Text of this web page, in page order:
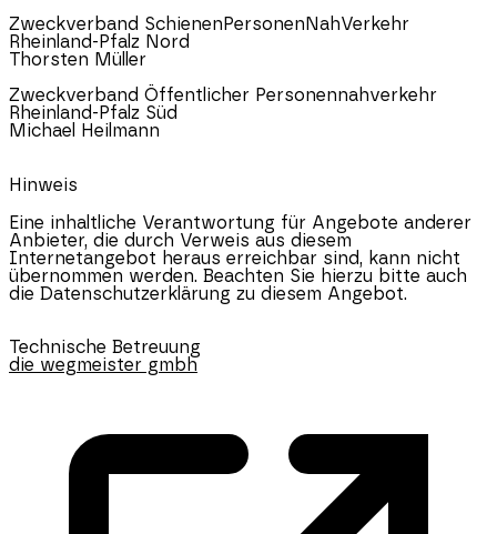
Zweckverband SchienenPersonenNahVerkehr
Rheinland-Pfalz Nord
Thorsten Müller
Zweckverband Öffentlicher Personennahverkehr
Rheinland-Pfalz Süd
Michael Heilmann
Hinweis
Eine inhaltliche Verantwortung für Angebote anderer
Anbieter, die durch Verweis aus diesem
Internetangebot heraus erreichbar sind, kann nicht
übernommen werden. Beachten Sie hierzu bitte auch
die Datenschutzerklärung zu diesem Angebot.
Technische Betreuung
die wegmeister gmbh